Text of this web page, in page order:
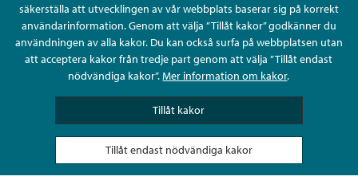
säkerställa att utvecklingen av vår webbplats baserar sig på korrekt
användarinformation. Genom att välja ”Tillåt kakor” godkänner du
användningen av alla kakor. Du kan också surfa på webbplatsen utan
att acceptera kakor från tredje part genom att välja ”Tillåt endast
nödvändiga kakor”.Mer information om kakor.
Tillåt kakor
Tillåt endast nödvändiga kakor
Ställ en fråga eller sköta ditt ärende
Kontaktuppgifter